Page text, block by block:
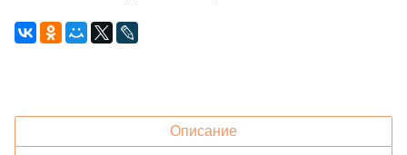
Описание